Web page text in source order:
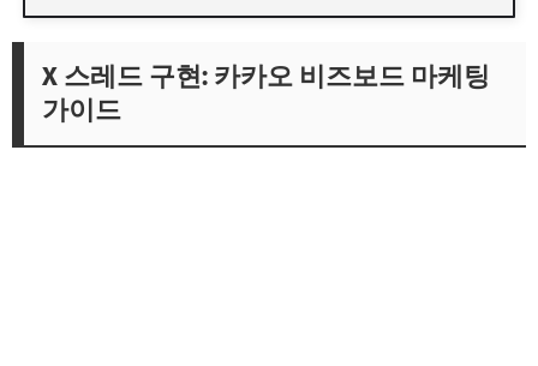
X 스레드 구현: 카카오 비즈보드 마케팅
가이드